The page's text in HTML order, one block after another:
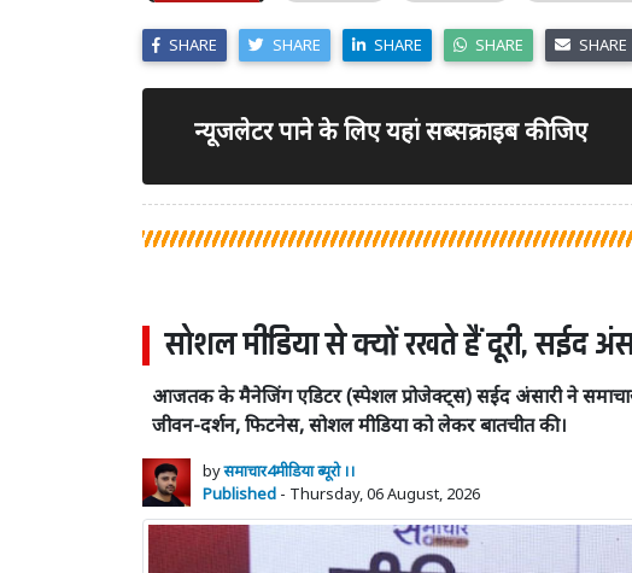
SHARE SHARE SHARE SHARE SHARE
न्यूजलेटर पाने के लिए यहां सब्सक्राइब कीजिए
सोशल मीडिया से क्यों रखते हैं दूरी, सईद
आजतक के मैनेजिंग एडिटर (स्पेशल प्रोजेक्ट्स) सईद अंसारी ने
जीवन-दर्शन, फिटनेस, सोशल मीडिया को लेकर बातचीत की।
byसमाचार4मीडिया ब्यूरो ।।
Published - Thursday, 06 August, 2026